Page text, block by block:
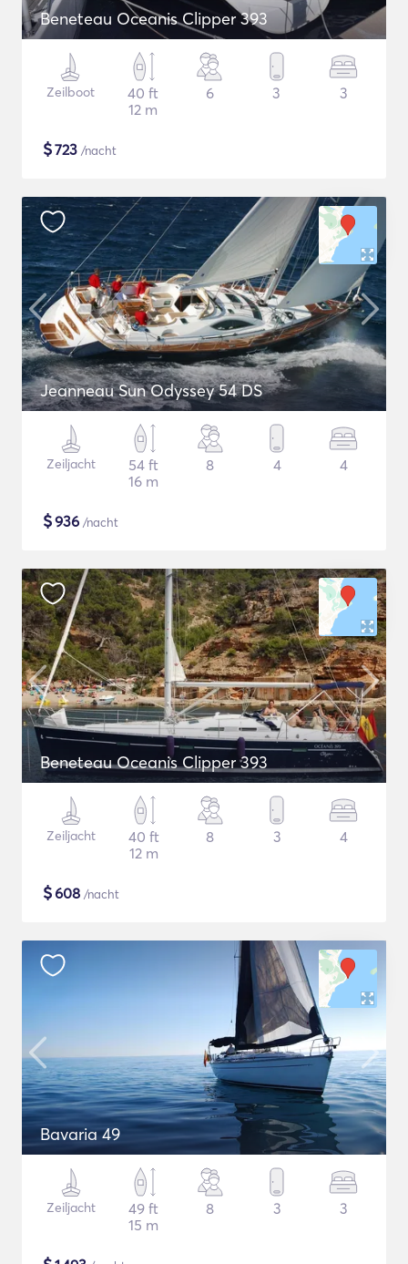
Beneteau Oceanis Clipper 393
Zeilboot
40 ft
12 m
6 3 3
$723 /nacht
Jeanneau Sun Odyssey 54 DS
Zeiljacht
54 ft
16 m
8 4 4
$936 /nacht
Beneteau Oceanis Clipper 393
Zeiljacht
40 ft
12 m
8 3 4
$608 /nacht
Bavaria 49
Zeiljacht
49 ft
15 m
8 3 3